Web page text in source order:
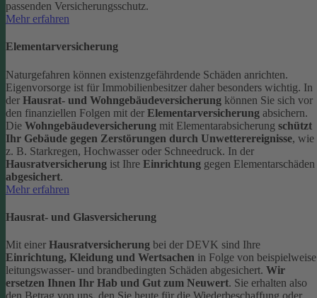
passenden Versicherungsschutz.
Mehr erfahren
Elementarversicherung
Naturgefahren können existenzgefährdende Schäden anrichten.
Eigenvorsorge ist für Immobilienbesitzer daher besonders wichtig. In
der Hausrat- und Wohngebäudeversicherung können Sie sich vor
den finanziellen Folgen mit der Elementarversicherung absichern.
Die Wohngebäudeversicherung mit Elementarabsicherung schützt
Ihr Gebäude gegen Zerstörungen durch Unwetterereignisse, wie
z. B. Starkregen, Hochwasser oder Schneedruck. In der
Hausratversicherung ist Ihre Einrichtung gegen Elementarschäden
abgesichert.
Mehr erfahren
Hausrat- und Glasversicherung
Mit einer Hausratversicherung bei der DEVK sind Ihre
Einrichtung, Kleidung und Wertsachen in Folge von beispielweise
leitungswasser- und brandbedingten Schäden abgesichert. Wir
ersetzen Ihnen Ihr Hab und Gut zum Neuwert. Sie erhalten also